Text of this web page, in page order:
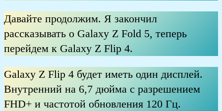
Давайте продолжим. Я закончил
рассказывать о Galaxy Z Fold 5, теперь
перейдем к Galaxy Z Flip 4.
Galaxy Z Flip 4 будет иметь один дисплей.
Внутренний на 6,7 дюйма с разрешением
FHD+ и частотой обновления 120 Гц.